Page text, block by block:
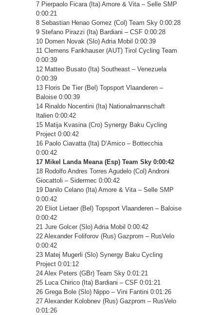
7 Pierpaolo Ficara (Ita) Amore & Vita – Selle SMP
0:00:21
8 Sebastian Henao Gomez (Col) Team Sky 0:00:28
9 Stefano Pirazzi (Ita) Bardiani – CSF 0:00:28
10 Domen Novak (Slo) Adria Mobil 0:00:39
11 Clemens Fankhauser (AUT) Tirol Cycling Team
0:00:39
12 Matteo Busato (Ita) Southeast – Venezuela
0:00:39
13 Floris De Tier (Bel) Topsport Vlaanderen –
Baloise 0:00:39
14 Rinaldo Nocentini (Ita) Nationalmannschaft
Italien 0:00:42
15 Matija Kvasina (Cro) Synergy Baku Cycling
Project 0:00:42
16 Paolo Ciavatta (Ita) D’Amico – Bottecchia
0:00:42
17 Mikel Landa Meana (Esp) Team Sky 0:00:42
18 Rodolfo Andres Torres Agudelo (Col) Androni
Giocattoli – Sidermec 0:00:42
19 Danilo Celano (Ita) Amore & Vita – Selle SMP
0:00:42
20 Eliot Lietaer (Bel) Topsport Vlaanderen – Baloise
0:00:42
21 Jure Golcer (Slo) Adria Mobil 0:00:42
22 Alexander Foliforov (Rus) Gazprom – RusVelo
0:00:42
23 Matej Mugerli (Slo) Synergy Baku Cycling
Project 0:01:12
24 Alex Peters (GBr) Team Sky 0:01:21
25 Luca Chirico (Ita) Bardiani – CSF 0:01:21
26 Grega Bole (Slo) Nippo – Vini Fantini 0:01:26
27 Alexander Kolobnev (Rus) Gazprom – RusVelo
0:01:26